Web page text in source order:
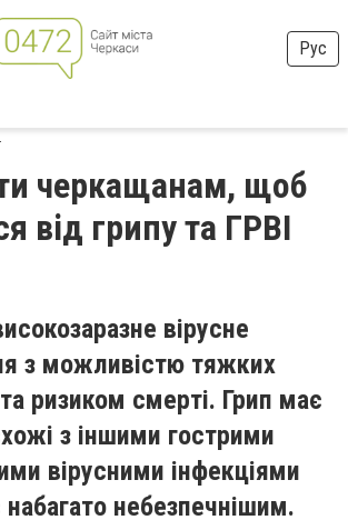
Рус
черкащанам, щоб
від грипу та ГРВІ
вірусне
з можливістю тяжких
ризиком смерті. Грип має
з іншими гострими
вірусними інфекціями
небезпечнішим.